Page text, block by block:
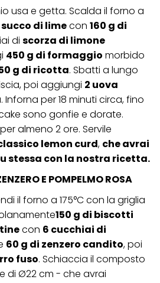
usa e getta. Scalda il forno a
succo di limecon 160 g di
di scorza di limone
450 g di formaggio morbido
g di ricotta. Sbatti a lungo
poi aggiungi 2 uova
per 18 minuti circa, fino
sono gonfie e dorate.
almeno 2 ore. Servile
lemon curd, che avrai
stessa con la nostra ricetta.
E POMPELMO ROSA
il forno a 175°C con la griglia
150 g di biscotti
con 6 cucchiai di
60 g di zenzero candito, poi
fuso. Schiaccia il composto
di Ø22 cm - che avrai